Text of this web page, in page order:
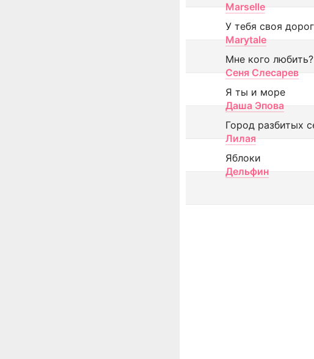
Marselle
У тебя своя
Marytale
Мне кого любить?
Сеня Слесарев
Я ты и море
Даша Эпова
Город разбитых
Лилая
Яблоки
Дельфин